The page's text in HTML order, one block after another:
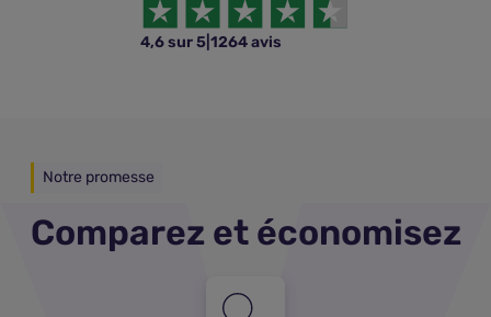
4,6 sur 5 1264 avis
Notre promesse
Comparez et économisez